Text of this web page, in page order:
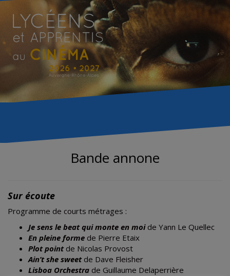
Bande annone
Sur écoute
Programme de courts métrages :
Je sens le beat qui monte en moide Yann Le Quellec
En pleine forme de Pierre Etaix
Plot pointde Nicolas Provost
Ain’t she sweetde Dave Fleisher
Lisboa Orchestra de Guillaume Delaperrière